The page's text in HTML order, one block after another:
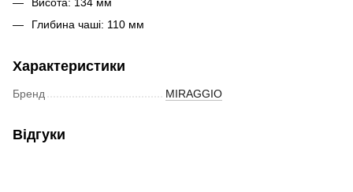
Глибина чаші: 110 мм
Характеристики
Бренд MIRAGGIO
Відгуки